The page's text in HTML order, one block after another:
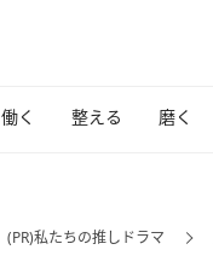
働く 整える 磨く
(PR)私たちの推しドラマ